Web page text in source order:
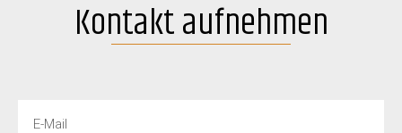
Kontakt aufnehmen